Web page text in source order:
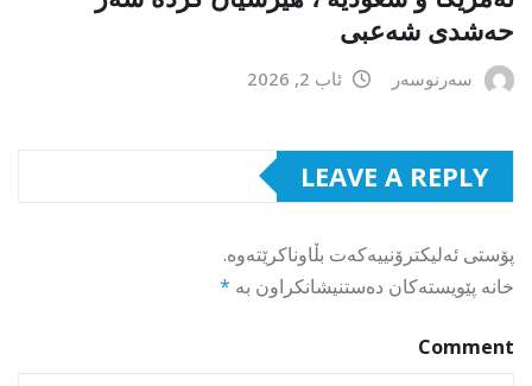
حەشدی شەعبی
سەرنوسەر ئاب 2, 2026
LEAVE A REPLY
پۆستی ئەلیکترۆنییەکەت بڵاوناکرێتەوە.
خانە پێویستەکان دەستنیشانکراون بە *
Comment